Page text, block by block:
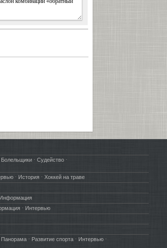
Болельщики· Судейство·
· История· Хоккей на траве
Информация
· Интервью
Панорама· Развитие спорта· Интервью·